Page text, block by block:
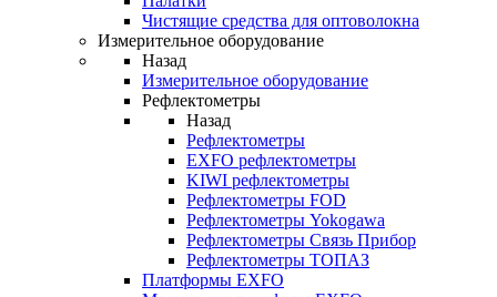
Чистящие средства для оптоволокна
Измерительное оборудование
Назад
Измерительное оборудование
Рефлектометры
Назад
Рефлектометры
EXFO рефлектометры
KIWI рефлектометры
Рефлектометры FOD
Рефлектометры Yokogawa
Рефлектометры Связь Прибор
Рефлектометры ТОПАЗ
Платформы EXFO